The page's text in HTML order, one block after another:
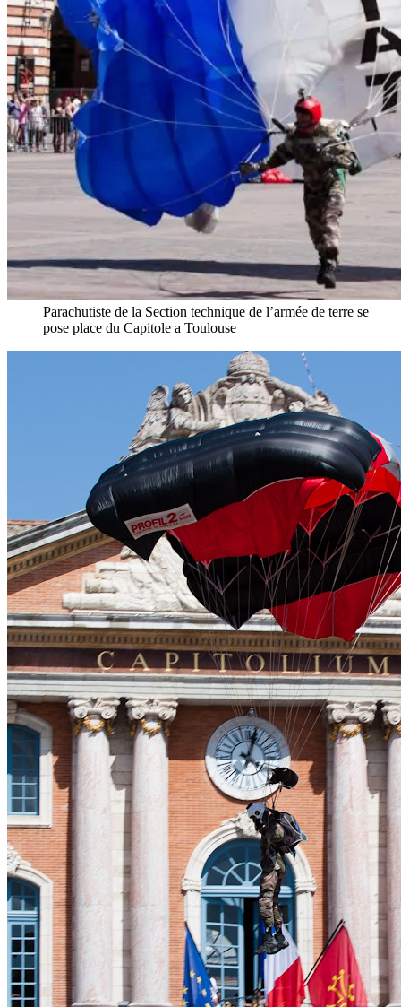
Parachutiste de la Section technique de l’armée de terre se
pose place du Capitole a Toulouse